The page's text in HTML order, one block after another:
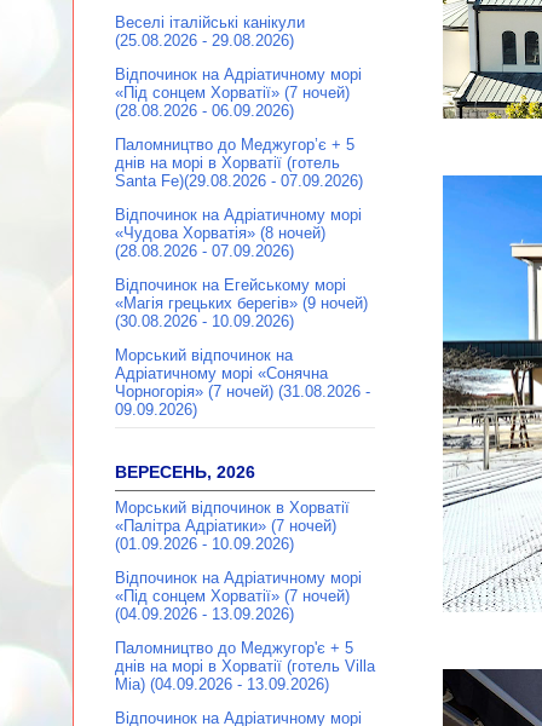
Веселі італійські канікули
(25.08.2026 - 29.08.2026)
Відпочинок на Адріатичному морі
«Під сонцем Хорватії» (7 ночей)
(28.08.2026 - 06.09.2026)
Паломництво до Меджугор’є + 5
днів на морі в Хорватії (готель
Santa Fe)(29.08.2026 - 07.09.2026)
Відпочинок на Адріатичному морі
«Чудова Хорватія» (8 ночей)
(28.08.2026 - 07.09.2026)
Відпочинок на Егейському морі
«Магія грецьких берегів» (9 ночей)
(30.08.2026 - 10.09.2026)
Морський відпочинок на
Адріатичному морі «Сонячна
Чорногорія» (7 ночей) (31.08.2026 -
09.09.2026)
ВЕРЕСЕНЬ, 2026
Морський відпочинок в Хорватії
«Палітра Адріатики» (7 ночей)
(01.09.2026 - 10.09.2026)
Відпочинок на Адріатичному морі
«Під сонцем Хорватії» (7 ночей)
(04.09.2026 - 13.09.2026)
Паломництво до Меджугор'є + 5
днів на морі в Хорватії (готель Villa
Mia) (04.09.2026 - 13.09.2026)
Відпочинок на Адріатичному морі